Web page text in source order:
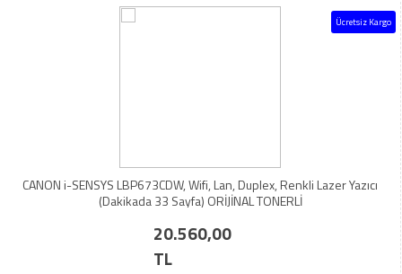
Ücretsiz Kargo
CANON i-SENSYS LBP673CDW, Wifi, Lan, Duplex, Renkli Lazer Yazıcı
(Dakikada 33 Sayfa) ORİJİNAL TONERLİ
20.560,00
TL